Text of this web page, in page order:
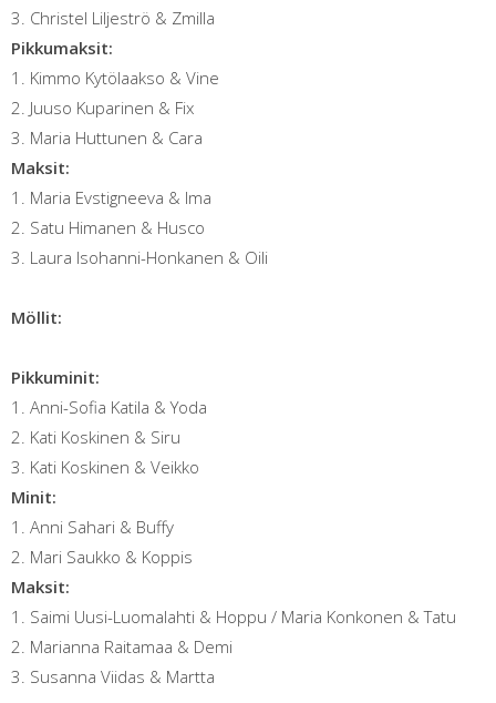
3. Christel Liljeströ & Zmilla
Pikkumaksit:
1. Kimmo Kytölaakso & Vine
2. Juuso Kuparinen & Fix
3. Maria Huttunen & Cara
Maksit:
1. Maria Evstigneeva & Ima
2. Satu Himanen & Husco
3. Laura Isohanni-Honkanen & Oili
Möllit:
Pikkuminit:
1. Anni-Sofia Katila & Yoda
2. Kati Koskinen & Siru
3. Kati Koskinen & Veikko
Minit:
1. Anni Sahari & Buffy
2. Mari Saukko & Koppis
Maksit:
1. Saimi Uusi-Luomalahti & Hoppu / Maria Konkonen & Tatu
2. Marianna Raitamaa & Demi
3. Susanna Viidas & Martta